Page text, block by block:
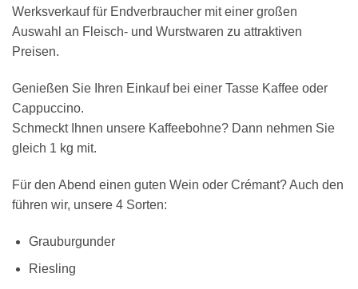
Werksverkauf für Endverbraucher mit einer großen
Auswahl an Fleisch- und Wurstwaren zu attraktiven
Preisen.
Genießen Sie Ihren Einkauf bei einer Tasse Kaffee oder
Cappuccino.
Schmeckt Ihnen unsere Kaffeebohne? Dann nehmen Sie
gleich 1 kg mit.
Für den Abend einen guten Wein oder Crémant? Auch den
führen wir, unsere 4 Sorten:
Grauburgunder
Riesling